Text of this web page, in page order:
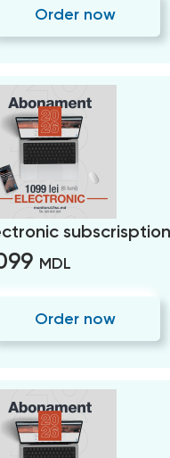
Order now
subscrisption
MDL
Order now